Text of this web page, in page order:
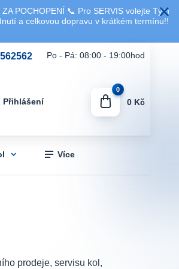
POCHOPENÍ 📞 Pro SERVIS volejte Tým
a celkovou dopravu v krátkém termínu!!
Přihlášení
Po - Pá: 08:00 - 19:00hod
0
0 Kč
Více
prodeje, servisu kol,